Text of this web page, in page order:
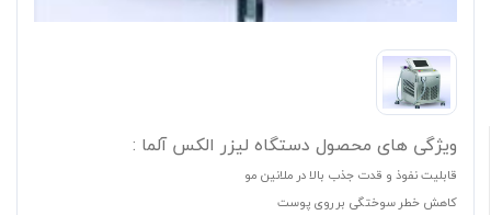
ویژگی های محصول دستگاه لیزر الکس آلما :
قابلیت نفوذ و قدت جذب بالا در ملانین مو
کاهش خطر سوختگی بر روی پوست